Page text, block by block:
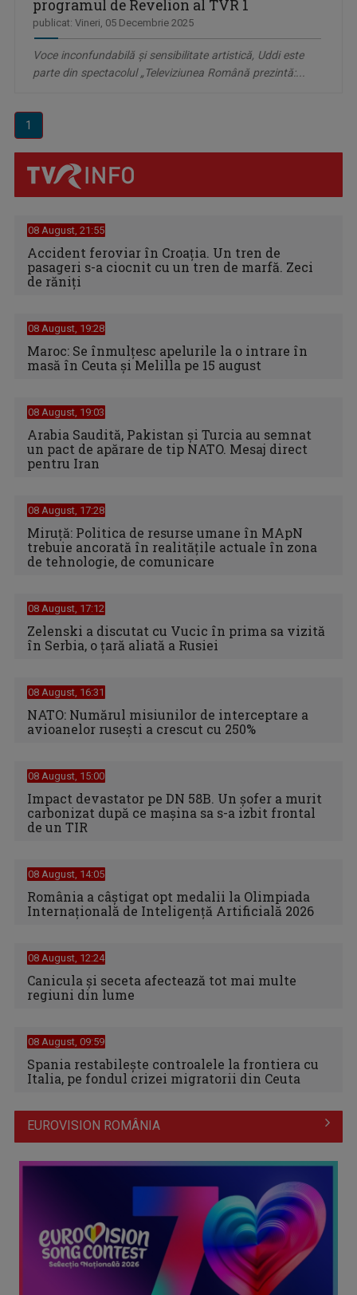
programul de Revelion al TVR 1
publicat: Vineri, 05 Decembrie 2025
Voce inconfundabilă și sensibilitate artistică, Uddi este
parte din spectacolul „Televiziunea Română prezintă:...
1
08 August, 21:55
Accident feroviar în Croația. Un tren de
pasageri s-a ciocnit cu un tren de marfă. Zeci
de răniți
08 August, 19:28
Maroc: Se înmulţesc apelurile la o intrare în
masă în Ceuta şi Melilla pe 15 august
08 August, 19:03
Arabia Saudită, Pakistan și Turcia au semnat
un pact de apărare de tip NATO. Mesaj direct
pentru Iran
08 August, 17:28
Miruță: Politica de resurse umane în MApN
trebuie ancorată în realitățile actuale în zona
de tehnologie, de comunicare
08 August, 17:12
Zelenski a discutat cu Vucic în prima sa vizită
în Serbia, o ţară aliată a Rusiei
08 August, 16:31
NATO: Numărul misiunilor de interceptare a
avioanelor ruseşti a crescut cu 250%
08 August, 15:00
Impact devastator pe DN 58B. Un șofer a murit
carbonizat după ce mașina sa s-a izbit frontal
de un TIR
08 August, 14:05
România a câștigat opt medalii la Olimpiada
Internațională de Inteligență Artificială 2026
08 August, 12:24
Canicula şi seceta afectează tot mai multe
regiuni din lume
08 August, 09:59
Spania restabileşte controalele la frontiera cu
Italia, pe fondul crizei migratorii din Ceuta
EUROVISION ROMÂNIA